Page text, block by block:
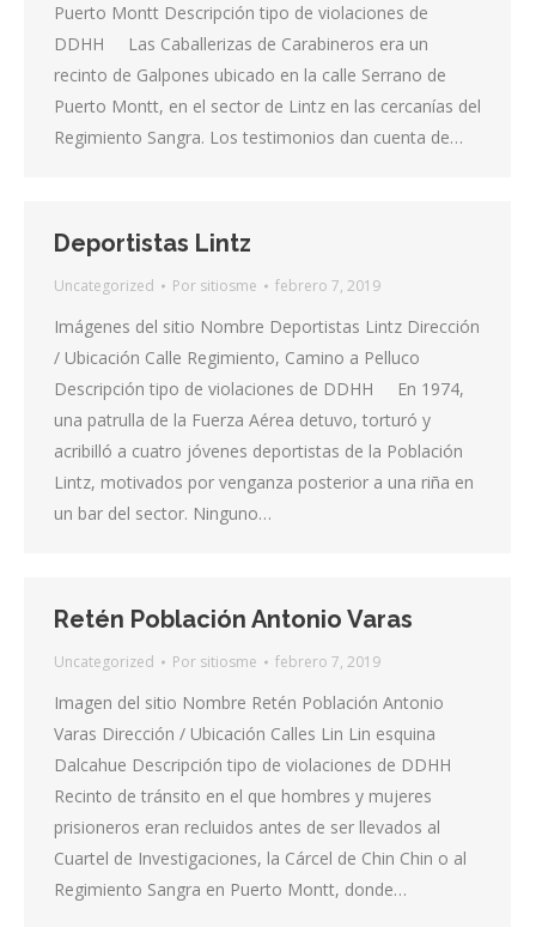
Puerto Montt Descripción tipo de violaciones de
DDHH Las Caballerizas de Carabineros era un
recinto de Galpones ubicado en la calle Serrano de
Puerto Montt, en el sector de Lintz en las cercanías del
Regimiento Sangra. Los testimonios dan cuenta de…
Deportistas Lintz
Uncategorized Por sitiosme febrero 7, 2019
Imágenes del sitio Nombre Deportistas Lintz Dirección
/ Ubicación Calle Regimiento, Camino a Pelluco
Descripción tipo de violaciones de DDHH En 1974,
una patrulla de la Fuerza Aérea detuvo, torturó y
acribilló a cuatro jóvenes deportistas de la Población
Lintz, motivados por venganza posterior a una riña en
un bar del sector. Ninguno…
Retén Población Antonio Varas
Uncategorized Por sitiosme febrero 7, 2019
Imagen del sitio Nombre Retén Población Antonio
Varas Dirección / Ubicación Calles Lin Lin esquina
Dalcahue Descripción tipo de violaciones de DDHH
Recinto de tránsito en el que hombres y mujeres
prisioneros eran recluidos antes de ser llevados al
Cuartel de Investigaciones, la Cárcel de Chin Chin o al
Regimiento Sangra en Puerto Montt, donde…